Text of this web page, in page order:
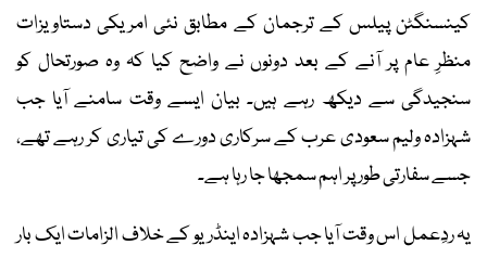
کینسنگٹن پیلس کے ترجمان کے مطابق نئی امریکی دستاویزات
منظرِ عام پر آنے کے بعد دونوں نے واضح کیا کہ وہ صورتحال کو
سنجیدگی سے دیکھ رہے ہیں۔ بیان ایسے وقت سامنے آیا جب
شہزادہ ولیم سعودی عرب کے سرکاری دورے کی تیاری کر رہے تھے،
جسے سفارتی طور پر اہم سمجھا جا رہا ہے۔
یہ ردِعمل اس وقت آیا جب شہزادہ اینڈریو کے خلاف الزامات ایک بار